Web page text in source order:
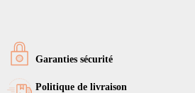
Garanties sécurité
Politique de livraison